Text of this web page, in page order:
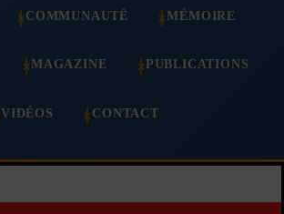
COMMUNAUTÉ MÉMOIRE
MAGAZINE PUBLICATIONS
VIDÉOS CONTACT